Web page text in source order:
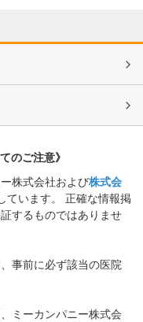
のご注意》
株式会社および株式会
ています。 正確な情報掲
するものではありませ
事前に必ず該当の医院
ミーカンパニー株式会